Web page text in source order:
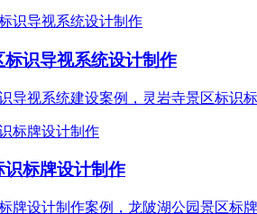
识导视系统设计制作
导视系统建设案例，灵岩寺景区标识
标牌设计制作
牌设计制作案例，龙陂湖公园景区标